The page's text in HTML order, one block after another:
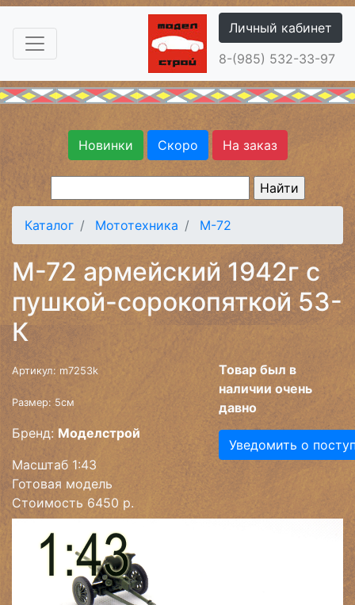
Личный кабинет
8-(985) 532-33-97
Новинки Скоро На заказ
Каталог Мототехника М-72
М-72 армейский 1942г с
пушкой-сорокопяткой 53-
К
Артикул: m7253k
Размер: 5см
Бренд: Моделстрой
Масштаб 1:43
Готовая модель
Стоимость 6450 р.
Товар был в
наличии очень
давно
Уведомить о